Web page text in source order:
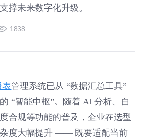
撑未来数字化升级。
1838
表管理系统已从 “数据汇总工具”
“智能中枢”。随着 AI 分析、自
合规等功能的普及，企业在选型
度大幅提升 —— 既要适配当前